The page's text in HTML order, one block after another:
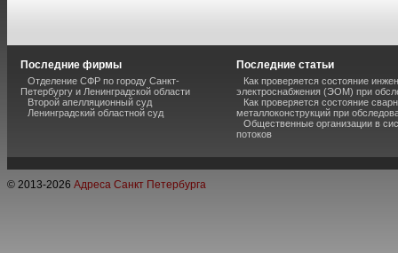
Последние фирмы
Отделение СФР по городу Санкт-
Петербургу и Ленинградской области
Второй апелляционный суд
Ленинградский областной суд
Последние статьи
Как проверяется состояние
электроснабжения (ЭОМ) при
Как проверяется состояние
металлоконструкций при
Общественные организации в
потоков
© 2013-2026 Адреса Санкт Петербурга